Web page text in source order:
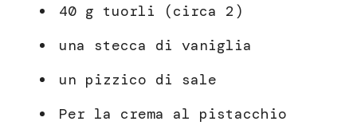
40 g tuorli (circa 2)
una stecca di vaniglia
un pizzico di sale
Per la crema al pistacchio